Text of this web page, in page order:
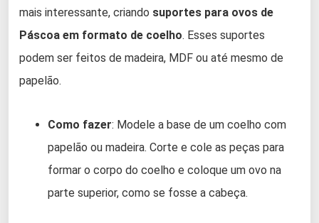
mais interessante, criando suportes para ovos de
Páscoa em formato de coelho. Esses suportes
podem ser feitos de madeira, MDF ou até mesmo de
papelão.
Como fazer: Modele a base de um coelho com
papelão ou madeira. Corte e cole as peças para
formar o corpo do coelho e coloque um ovo na
parte superior, como se fosse a cabeça.